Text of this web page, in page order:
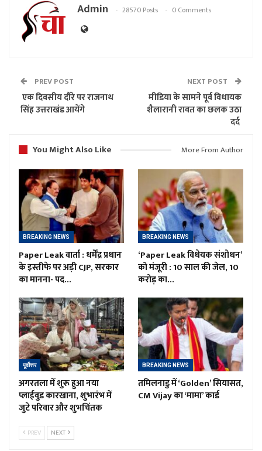
Admin 28570 Posts 0 Comments
PREV POST
एक दिवसीय दौरे पर राजनाथ
सिंह उत्तराखंड आयेंगे
NEXT POST
मीडिया के सामने पूर्व विधायक
शैलारानी रावत का छलक उठा
दर्द
You Might Also Like
More From Author
BREAKING NEWS
Paper Leak वार्ता : धर्मेंद्र प्रधान
के इस्तीफे पर अड़ी CJP, सरकार
का मानना- पद…
BREAKING NEWS
‘Paper Leak विधेयक संशोधन’
को मंजूरी : 10 साल की जेल, 10
करोड़ का…
पूर्वोत्तर
अगरतला में शुरू हुआ नया
प्लाईवुड कारखाना, शुभारंभ में
जुटे परिवार और शुभचिंतक
BREAKING NEWS
तमिलनाडु में ‘Golden’ सियासत,
CM Vijay का ‘मामा’ कार्ड
PREV NEXT